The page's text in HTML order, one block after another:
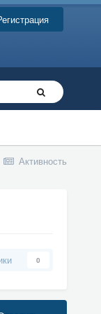
Активность
0